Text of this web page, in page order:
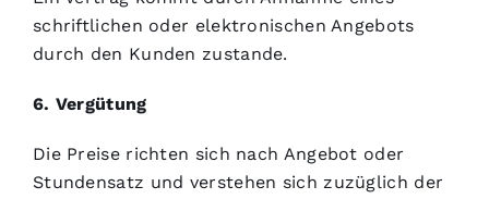
schriftlichen oder elektronischen Angebots
durch den Kunden zustande.
6. Vergütung
Die Preise richten sich nach Angebot oder
Stundensatz und verstehen sich zuzüglich der